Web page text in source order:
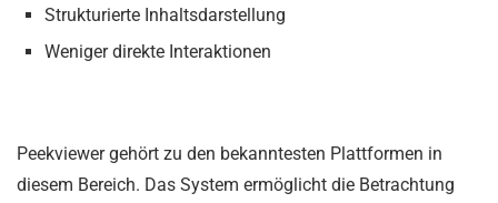
Strukturierte Inhaltsdarstellung
Weniger direkte Interaktionen
Peekviewer gehört zu den bekanntesten Plattformen in
diesem Bereich. Das System ermöglicht die Betrachtung